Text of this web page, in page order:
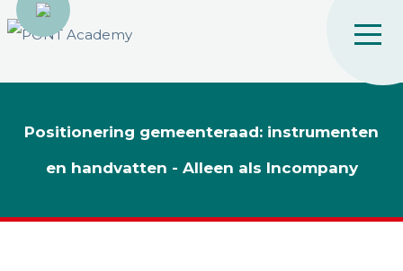
Positionering gemeenteraad: instrumenten
en handvatten - Alleen als Incompany